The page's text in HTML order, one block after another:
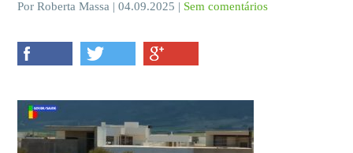
Por Roberta Massa | 04.09.2025 | Sem comentários